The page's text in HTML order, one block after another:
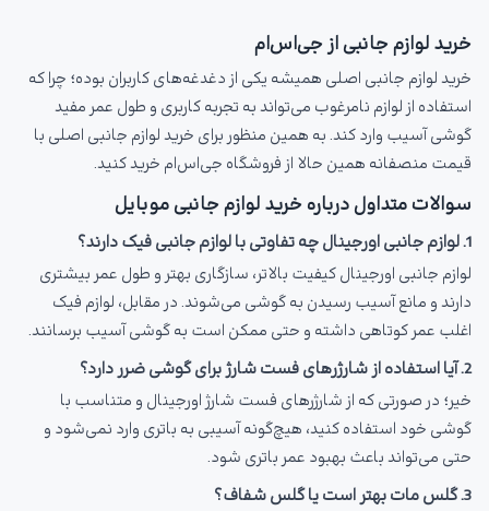
خرید لوازم جانبی از جی‌اس‌ام
خرید لوازم جانبی اصلی همیشه یکی از دغدغه‌های کاربران بوده؛ چرا که
استفاده از لوازم نامرغوب می‌تواند به تجربه کاربری و طول عمر مفید
گوشی آسیب وارد کند. به همین منظور برای خرید لوازم جانبی اصلی با
قیمت منصفانه همین حالا از فروشگاه جی‌اس‌ام خرید کنید.
سوالات متداول درباره خرید لوازم جانبی موبایل
1. لوازم جانبی اورجینال چه تفاوتی با لوازم جانبی فیک دارند؟
لوازم جانبی اورجینال کیفیت بالاتر، سازگاری بهتر و طول عمر بیشتری
دارند و مانع آسیب رسیدن به گوشی می‌شوند. در مقابل، لوازم فیک
اغلب عمر کوتاهی داشته و حتی ممکن است به گوشی آسیب برسانند.
2. آیا استفاده از شارژرهای فست شارژ برای گوشی ضرر دارد؟
خیر؛ در صورتی که از شارژرهای فست شارژ اورجینال و متناسب با
گوشی خود استفاده کنید، هیچ‌گونه آسیبی به باتری وارد نمی‌شود و
حتی می‌تواند باعث بهبود عمر باتری شود.
3. گلس مات بهتر است یا گلس شفاف؟